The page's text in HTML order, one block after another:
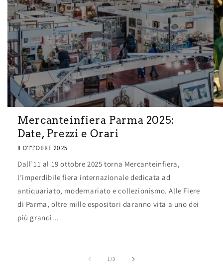
Mercanteinfiera Parma 2025:
Date, Prezzi e Orari
8 OTTOBRE 2025
Dall’11 al 19 ottobre 2025 torna Mercanteinfiera,
l’imperdibile fiera internazionale dedicata ad
antiquariato, modernariato e collezionismo. Alle Fiere
di Parma, oltre mille espositori daranno vita a uno dei
più grandi...
1/su
3